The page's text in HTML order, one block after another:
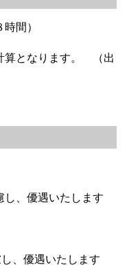
間）
算となります。 （出
、優遇いたします
、優遇いたします